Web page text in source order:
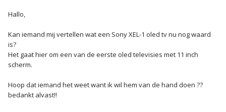
Hallo,
Kan iemand mij vertellen wat een Sony XEL-1 oled tv nu nog waard
is?
Het gaat hier om een van de eerste oled televisies met 11 inch
scherm.
Hoop dat iemand het weet want ik wil hem van de hand doen ??
bedankt alvast!!